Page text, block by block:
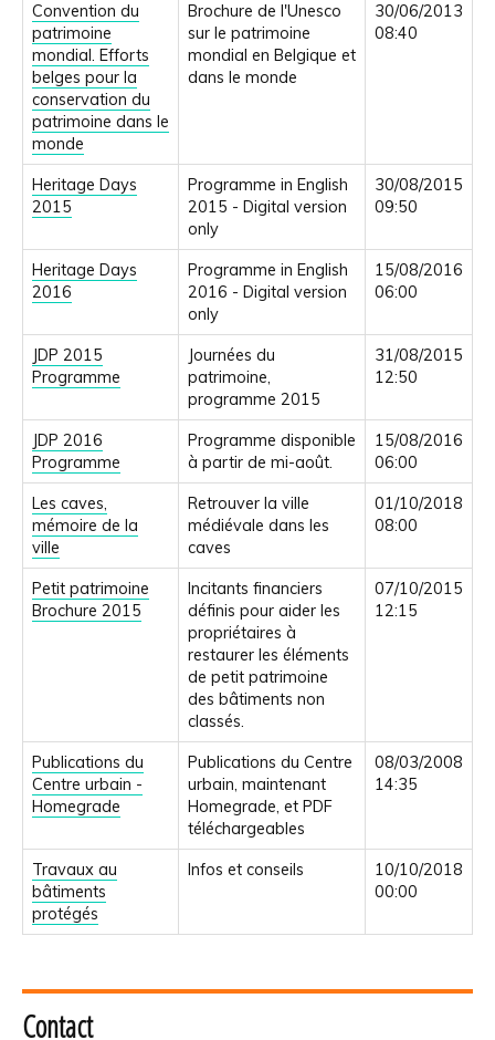
Convention du
patrimoine
mondial. Efforts
belges pour la
conservation du
patrimoine dans le
monde
Brochure de l'Unesco
sur le patrimoine
mondial en Belgique et
dans le monde
30/06/2013
08:40
Heritage Days
2015
Programme in English
2015 - Digital version
only
30/08/2015
09:50
Heritage Days
2016
Programme in English
2016 - Digital version
only
15/08/2016
06:00
JDP 2015
Programme
Journées du
patrimoine,
programme 2015
31/08/2015
12:50
JDP 2016
Programme
Programme disponible
à partir de mi-août.
15/08/2016
06:00
Les caves,
mémoire de la
ville
Retrouver la ville
médiévale dans les
caves
01/10/2018
08:00
Petit patrimoine
Brochure 2015
Incitants financiers
définis pour aider les
propriétaires à
restaurer les éléments
de petit patrimoine
des bâtiments non
classés.
07/10/2015
12:15
Publications du
Centre urbain -
Homegrade
Publications du Centre
urbain, maintenant
Homegrade, et PDF
téléchargeables
08/03/2008
14:35
Travaux au
bâtiments
protégés
Infos et conseils
10/10/2018
00:00
Contact